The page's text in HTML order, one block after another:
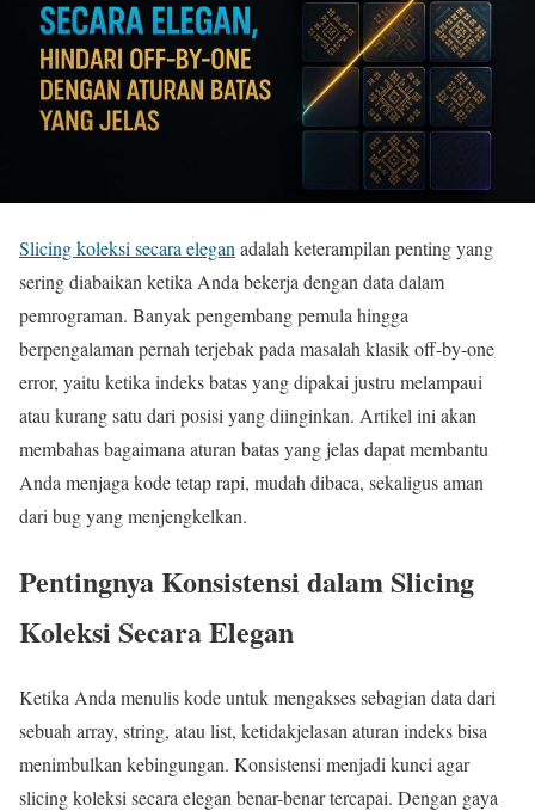
Slicing koleksi secara elegan adalah keterampilan penting yang
sering diabaikan ketika Anda bekerja dengan data dalam
pemrograman. Banyak pengembang pemula hingga
berpengalaman pernah terjebak pada masalah klasik off-by-one
error, yaitu ketika indeks batas yang dipakai justru melampaui
atau kurang satu dari posisi yang diinginkan. Artikel ini akan
membahas bagaimana aturan batas yang jelas dapat membantu
Anda menjaga kode tetap rapi, mudah dibaca, sekaligus aman
dari bug yang menjengkelkan.
Pentingnya Konsistensi dalam Slicing
Koleksi Secara Elegan
Ketika Anda menulis kode untuk mengakses sebagian data dari
sebuah array, string, atau list, ketidakjelasan aturan indeks bisa
menimbulkan kebingungan. Konsistensi menjadi kunci agar
slicing koleksi secara elegan benar-benar tercapai. Dengan gaya